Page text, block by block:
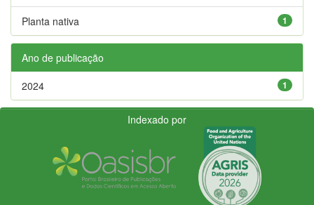
1
Planta nativa
Ano de publicação
1
2024
Indexado por